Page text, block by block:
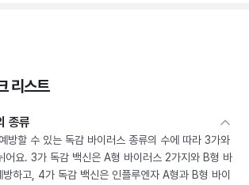
리스트
종류
방할 수 있는 독감 바이러스 종류의 수에 따라 3가와
어요. 3가 독감 백신은 A형 바이러스 2가지와 B형 바
방하고, 4가 독감 백신은 인플루엔자 A형과 B형 바이